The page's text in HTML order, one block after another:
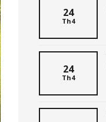
24
Th4
24
Th4